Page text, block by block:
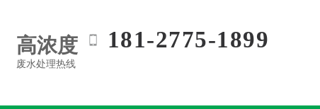
高浓度
废水处理热线
181-2775-1899